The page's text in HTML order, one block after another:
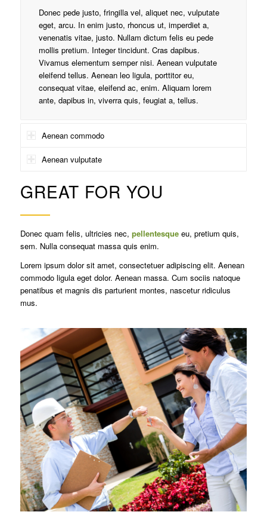
Donec pede justo, fringilla vel, aliquet nec, vulputate
eget, arcu. In enim justo, rhoncus ut, imperdiet a,
venenatis vitae, justo. Nullam dictum felis eu pede
mollis pretium. Integer tincidunt. Cras dapibus.
Vivamus elementum semper nisi. Aenean vulputate
eleifend tellus. Aenean leo ligula, porttitor eu,
consequat vitae, eleifend ac, enim. Aliquam lorem
ante, dapibus in, viverra quis, feugiat a, tellus.
Aenean commodo
Aenean vulputate
GREAT FOR YOU
Donec quam felis, ultricies nec, pellentesqueeu, pretium quis,
sem. Nulla consequat massa quis enim.
Lorem ipsum dolor sit amet, consectetuer adipiscing elit. Aenean
commodo ligula eget dolor. Aenean massa. Cum sociis natoque
penatibus et magnis dis parturient montes, nascetur ridiculus
mus.